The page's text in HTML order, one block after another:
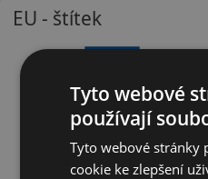
EU - štítek
Tyto webové
používají
Tyto webové stránky
cookie ke zlepšení